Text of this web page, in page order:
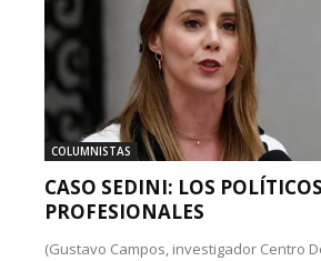
COLUMNISTAS
CASO SEDINI: LOS POLÍTICOS
PROFESIONALES
(Gustavo Campos, investigador Centro